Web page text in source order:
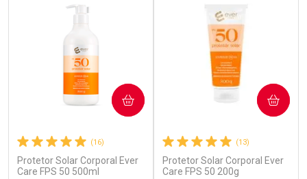
(16)
Protetor Solar Corporal Ever
Care FPS 50 500ml
COMPRAR
(13)
Protetor Solar Corporal Ever
Care FPS 50 200g
COMPRAR